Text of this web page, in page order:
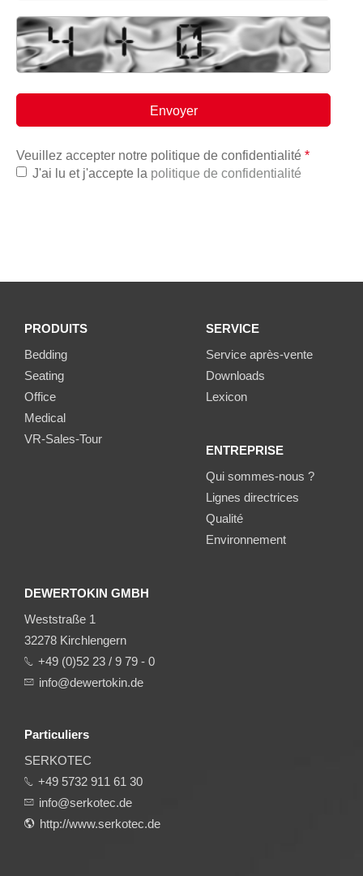
Veuillez accepter notre politique de confidentialité *
J'ai lu et j'accepte la politique de confidentialité
PRODUITS
Bedding
Seating
Office
Medical
VR-Sales-Tour
SERVICE
Service après-vente
Downloads
Lexicon
ENTREPRISE
Qui sommes-nous ?
Lignes directrices
Qualité
Environnement
DEWERTOKIN GMBH
Weststraße 1
32278 Kirchlengern
+49 (0)52 23 / 9 79 - 0
info@dewertokin.de
Particuliers
SERKOTEC
+49 5732 911 61 30
info@serkotec.de
http://www.serkotec.de